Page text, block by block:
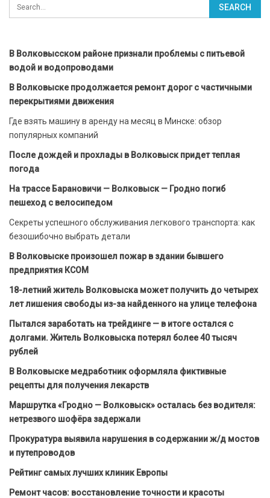
В Волковысском районе признали проблемы с питьевой
водой и водопроводами
В Волковыске продолжается ремонт дорог с частичными
перекрытиями движения
Где взять машину в аренду на месяц в Минске: обзор
популярных компаний
После дождей и прохлады в Волковыск придет теплая
погода
На трассе Барановичи — Волковыск — Гродно погиб
пешеход с велосипедом
Секреты успешного обслуживания легкового транспорта: как
безошибочно выбрать детали
В Волковыске произошел пожар в здании бывшего
предприятия КСОМ
18-летний житель Волковыска может получить до четырех
лет лишения свободы из-за найденного на улице телефона
Пытался заработать на трейдинге — в итоге остался с
долгами. Житель Волковыска потерял более 40 тысяч
рублей
В Волковыске медработник оформляла фиктивные
рецепты для получения лекарств
Маршрутка «Гродно — Волковыск» осталась без водителя:
нетрезвого шофёра задержали
Прокуратура выявила нарушения в содержании ж/д мостов
и путепроводов
Рейтинг самых лучших клиник Европы
Ремонт часов: восстановление точности и красоты